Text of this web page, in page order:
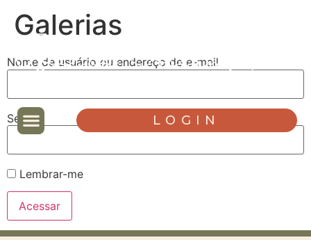
LOGIN
Galerias
Nome de usuário ou endereço de e-mail
Senha
Lembrar-me